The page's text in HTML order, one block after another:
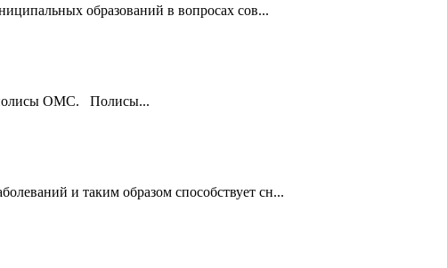
образований в вопросах сов...
полисы ОМС. Полисы...
и таким образом способствует сн...